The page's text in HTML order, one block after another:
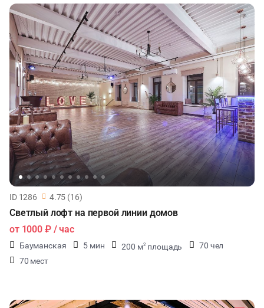
ID 1286 4.75 (16)
Светлый лофт на первой линии домов
от 1000 ₽/ час
Бауманская 5 мин 200 м2 площадь
70 чел
70 мест